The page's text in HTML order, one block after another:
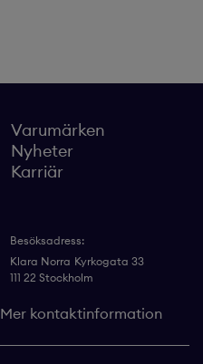
Varumärken
Nyheter
Karriär
Besöksadress:
Klara Norra Kyrkogata 33
111 22 Stockholm
Mer kontaktinformation